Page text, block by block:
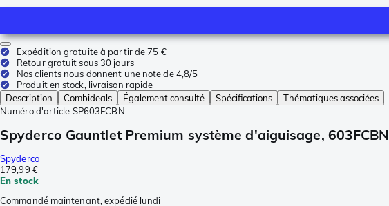
Expédition gratuite à partir de 75 €
Retour gratuit sous 30 jours
Nos clients nous donnent une note de 4,8/5
Produit en stock, livraison rapide
Description
Combideals Également consulté Spécifications
Thématiques associées
Numéro d'article SP603FCBN
Spyderco Gauntlet Premium système d'aiguisage, 603FCBN
Spyderco
179,99 €
En stock
Commandé maintenant, expédié lundi